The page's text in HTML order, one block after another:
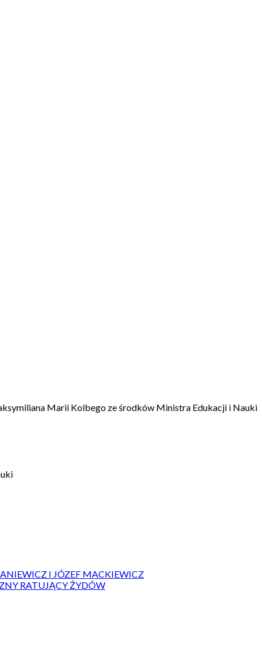
Marii Kolbego ze środków Ministra Edukacji i Nauki
I JÓZEF MACKIEWICZ
RATUJĄCY ŻYDÓW